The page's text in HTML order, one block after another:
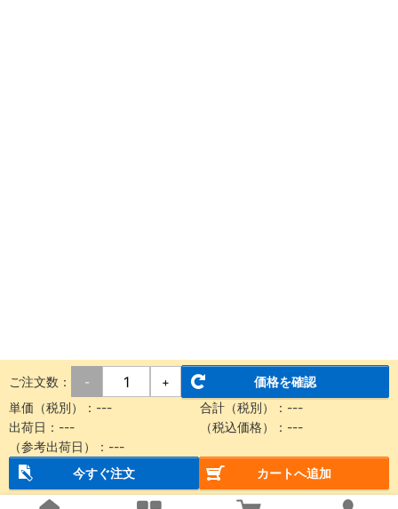
ご注文数： - +
価格を確認
単価（税別）： --- 合計（税別）： ---
出荷日： --- （税込価格）： ---
（参考出荷日）： ---
今すぐ注文
カートへ追加